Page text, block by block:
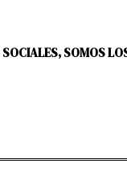
SOCIALES, SOMOS